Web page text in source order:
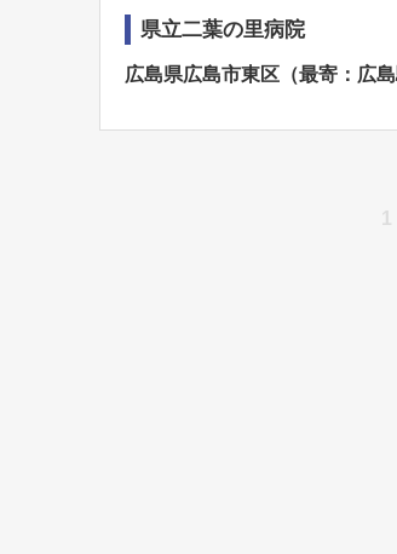
県立二葉の里病院
広島県広島市東区（最寄：広